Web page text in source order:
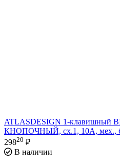
ATLASDESIGN 1-
КНОПОЧНЫЙ, сх.1, 10А, мех.,
29820 ₽
В наличии